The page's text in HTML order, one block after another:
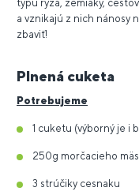
typu ryža, zemiaky,
a vznikajú z nich nánosy
zbaviť!
Plnená cuketa
Potrebujeme
1 cuketu (výborný je i
250g morčacieho
3 strúčiky cesnaku